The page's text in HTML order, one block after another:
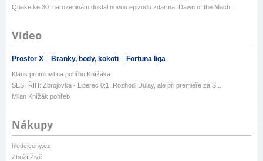
Quake ke 30. narozeninám dostal novou epizodu zdarma. Dawn of the Mach...
Video
Prostor X Branky, body, kokoti Fortuna liga
Klaus promluvil na pohřbu Knížáka
SESTŘIH: Zbrojovka - Liberec 0:1. Rozhodl Dulay, ale při premiéře za S...
Milan Knížák pohřeb
Nákupy
hledejceny.cz
Zboží Živě